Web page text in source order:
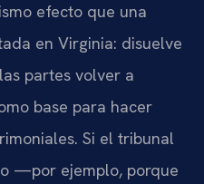
efecto que una
en Virginia: disuelve
partes volver a
base para hacer
Si el tribunal
—por ejemplo, porque